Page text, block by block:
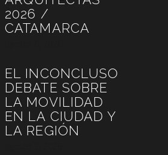
2026 /
CATAMARCA
EL INCONCLUSO
DEBATE SOBRE
LA MOVILIDAD
EN LA CIUDAD Y
LA REGIÓN